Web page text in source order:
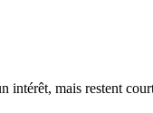
mais restent